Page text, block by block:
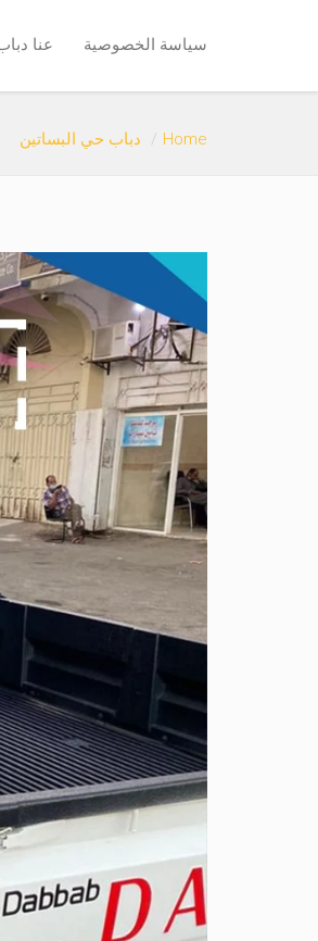
عنا سياسة الخصوصية
Home دباب حي البساتين